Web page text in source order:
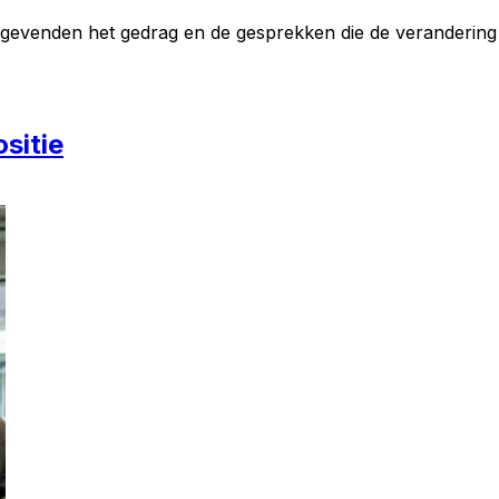
het gedrag en de gesprekken die de verandering